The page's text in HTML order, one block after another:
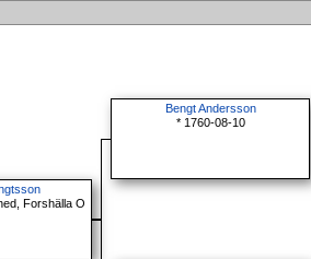
Forshälla O
Bengt Andersson
* 1760-08-10